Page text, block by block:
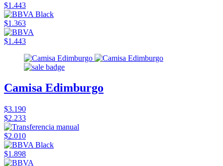
$1.443
$1.363
$1.443
Camisa Edimburgo
$3.190
$2.233
$2.010
$1.898